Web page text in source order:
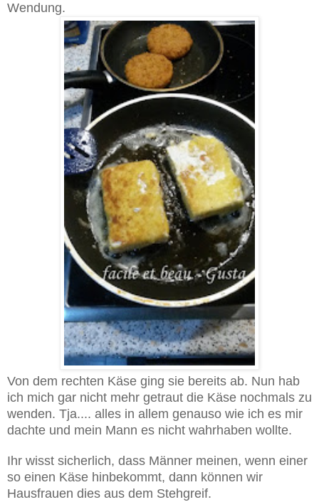
Wendung.
Von dem rechten Käse ging sie bereits ab. Nun hab
ich mich gar nicht mehr getraut die Käse nochmals zu
wenden. Tja.... alles in allem genauso wie ich es mir
dachte und mein Mann es nicht wahrhaben wollte.
Ihr wisst sicherlich, dass Männer meinen, wenn einer
so einen Käse hinbekommt, dann können wir
Hausfrauen dies aus dem Stehgreif.